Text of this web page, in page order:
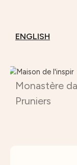
ENGLISH
Monastère
Pruniers